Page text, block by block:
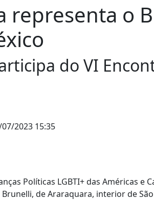
representa o
do VI
2023 15:35
Políticas LGBTI+ das Américas e
de Araraquara, interior de